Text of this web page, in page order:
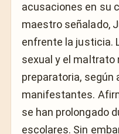
acusaciones en su
maestro señalado,
enfrente la justicia.
sexual y el maltrato
preparatoria, según
manifestantes.
se han prolongado
escolares. Sin